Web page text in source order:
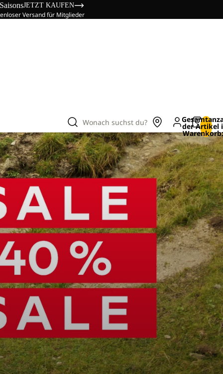
JETZT KAUFEN
Versand für Mitglieder
Wonach suchst du? der Artikel